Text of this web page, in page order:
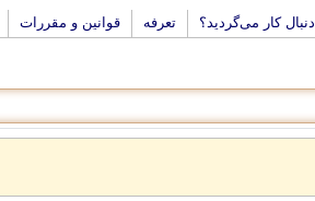
دنبال کار می‌گردید؟ تعرفه قوانین و مقررات